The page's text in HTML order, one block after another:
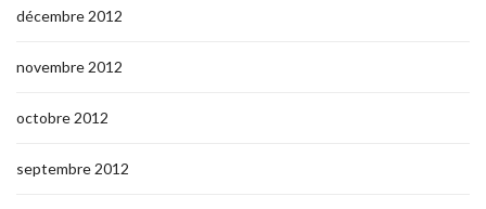
décembre 2012
novembre 2012
octobre 2012
septembre 2012